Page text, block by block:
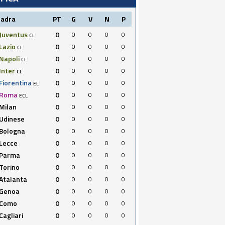
PT G V N P
Juventus CL 0 0 0 0
0
Lazio CL 0 0 0 0
0
Napoli CL 0 0 0 0
0
Inter CL 0 0 0 0
0
Fiorentina EL 0 0 0 0
0
Roma ECL 0 0 0 0
0
Milan 0 0 0 0
0
Udinese 0 0 0 0
0
Bologna 0 0 0 0
0
Lecce 0 0 0 0
0
Parma 0 0 0 0
0
Torino 0 0 0 0
0
0 0 0 0
0
Genoa 0 0 0 0
0
Como 0 0 0 0
0
Cagliari 0 0 0 0
0